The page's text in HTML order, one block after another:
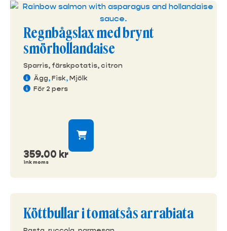
Regnbågslax med brynt
smörhollandaise
Sparris, färskpotatis, citron
Ägg,Fisk,Mjölk
För 2 pers
359.00 kr
ink moms
Köttbullar i tomatsås arrabiata